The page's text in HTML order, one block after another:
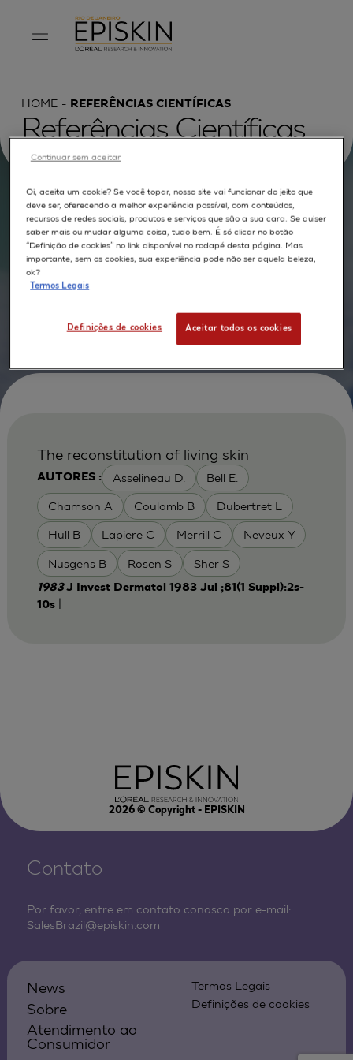
HOME REFERÊNCIAS CIENTÍFICAS
Referências Científicas
Procurar por :
TEXTO COMPLETO MODELOS APLICAÇÕES
AUTORES
AUTORES : Asselineau D. Bell E.
Chamson A Coulomb B Dubertret L
Hull B Lapiere C Merrill C Neveux Y
Nusgens B Rosen S Sher S
The reconstitution of living skin
1983J Invest Dermatol 1983 Jul ;81(1 Suppl):2s-
10s|
2026© Copyright - EPISKIN
Contato
Por favor, entre em contato conosco por e-mail:
SalesBrazil@episkin.com
News
Sobre
Atendimento ao
Consumidor
Termos Legais
Definições de cookies
Oi, aceita um cookie? Se você topar, nosso site vai funcionar do jeito que
deve ser, oferecendo a melhor experiência possível, com conteúdos,
recursos de redes sociais, produtos e serviços que são a sua cara. Se quiser
saber mais ou mudar alguma coisa, tudo bem. É só clicar no botão
“Definição de cookies” no link disponível no rodapé desta página. Mas
importante, sem os cookies, sua experiência pode não ser aquela beleza,
ok?
Termos Legais
Definições de cookies Aceitar todos os cookies
Continuar sem aceitar